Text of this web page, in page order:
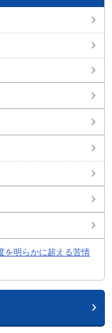
を明らかに超える苦情